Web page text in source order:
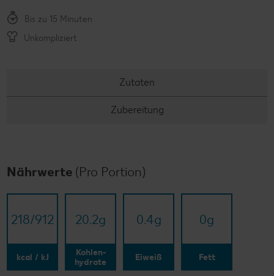
Bis zu 15 Minuten
Unkompliziert
Zutaten
Zubereitung
Nährwerte (Pro Portion)
218/​912
kcal / kJ
20.2g
Kohlen-
hydrate
0.4g
Eiweiß
0g
Fett